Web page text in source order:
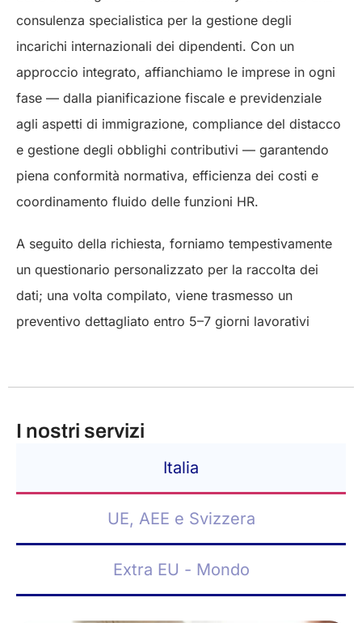
consulenza specialistica per la gestione degli
incarichi internazionali dei dipendenti. Con un
approccio integrato, affianchiamo le imprese in ogni
fase — dalla pianificazione fiscale e previdenziale
agli aspetti di immigrazione, compliance del distacco
e gestione degli obblighi contributivi — garantendo
piena conformità normativa, efficienza dei costi e
coordinamento fluido delle funzioni HR.
A seguito della richiesta, forniamo tempestivamente
un questionario personalizzato per la raccolta dei
dati; una volta compilato, viene trasmesso un
preventivo dettagliato entro 5–7 giorni lavorativi
I nostri servizi
Italia
UE, AEE e Svizzera
Extra EU - Mondo